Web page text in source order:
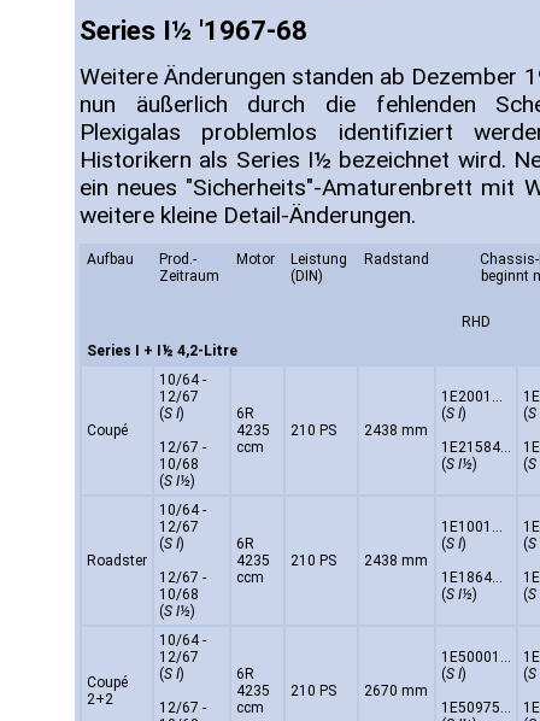
Series I½ '1967-68
Weitere Änderungen standen ab Dezember
nun äußerlich durch die fehlenden
Plexigalas problemlos identifiziert
Historikern als Series I½ bezeichnet wird.
ein neues "Sicherheits"-Amaturenbrett mit
weitere kleine Detail-Änderungen.
Aufbau
Prod.-
Zeitraum
Motor
Leistung
(DIN)
Radstand
Chassis-
beginnt
RHD
Series I + I½ 4,2-Litre
Coupé
10/64 -
12/67
(S I)
12/67 -
10/68
(S I½)
6R
4235
ccm
210 PS 2438 mm
1E2001...
(S I)
1E21584...
(S I½)
(S
(
Roadster
10/64 -
12/67
(S I)
12/67 -
10/68
(S I½)
6R
4235
ccm
210 PS 2438 mm
1E1001...
(S I)
1E1864...
(S I½)
(S
(
Coupé
2+2
10/64 -
12/67
(S I)
12/67 -
6R
4235
ccm
210 PS 2670 mm
1E50001...
(S I)
1E50975...
(S